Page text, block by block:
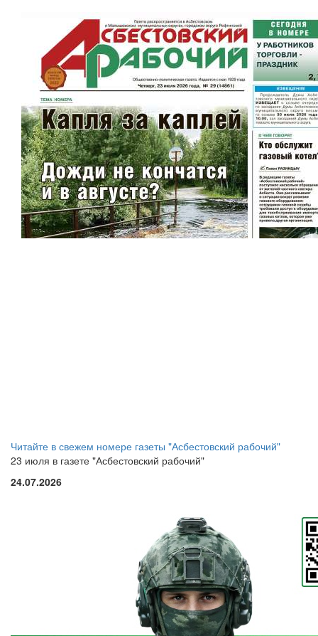
Читайте в свежем номере газеты "Асбестовский рабочий"
23 июля в газете "Асбестовский рабочий"
24.07.2026